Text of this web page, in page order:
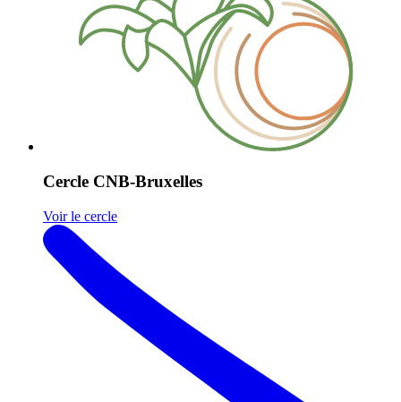
Cercle CNB-Bruxelles
Voir le cercle